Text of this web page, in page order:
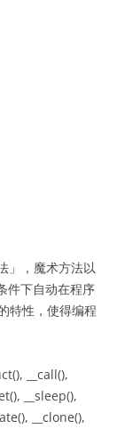
」，魔术方法以
件下自动在程序
特性，使得编程
__call(),
__sleep(),
__clone(),